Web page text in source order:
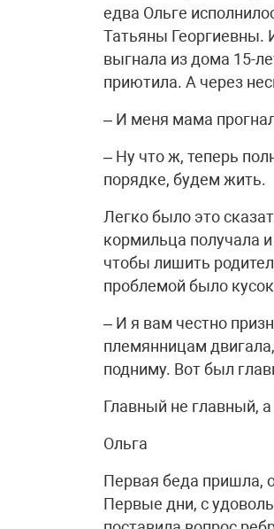
едва Ольге
Татьяны Георгиевны.
выгнала из дома 15-
приютила. А через
– И меня мама
– Ну что ж, теперь
порядке, будем жить.
Легко было это
кормильца получала
чтобы лишить
проблемой было
– И я вам честно
племянницам
подниму. Вот был
Главный не главный,
Ольга
Первая беда пришла,
Первые дни, с